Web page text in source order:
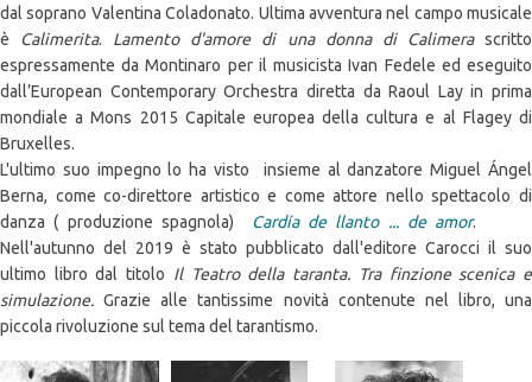
dal soprano Valentina Coladonato. Ultima avventura nel campo musicale
è Calimerita. Lamento d'amore di una donna di Calimerascritto
espressamente da Montinaro per il musicista Ivan Fedele ed eseguito
dall’European Contemporary Orchestra diretta da Raoul Lay in prima
mondiale a Mons 2015 Capitale europea della cultura e al Flagey di
Bruxelles.
L'ultimo suo impegno lo ha visto insieme al danzatore Miguel Ángel
Berna, come co-direttore artistico e come attore nello spettacolo di
danza ( produzione spagnola) Cardía de llanto ... de amor.
Nell'autunno del 2019 è stato pubblicato dall'editore Carocci il suo
ultimo libro dal titolo Il Teatro della taranta. Tra finzione scenica e
simulazione. Grazie alle tantissime novità contenute nel libro, una
piccola rivoluzione sul tema del tarantismo.